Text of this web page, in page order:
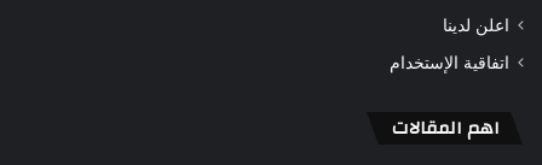
اعلن لدينا
اتفاقية الإستخدام
اهم المقالات